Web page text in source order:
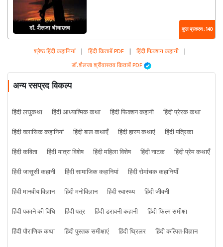
कुल प्रकरण : 140
श्रेष्ठ हिंदी कहानियां | हिंदी किताबें PDF | हिंदी फिक्शन कहानी |
डॉ. शैलजा श्रीवास्तव किताबें PDF
अन्य रसप्रद विकल्प
हिंदी लघुकथा हिंदी आध्यात्मिक कथा हिंदी फिक्शन कहानी
हिंदी प्रेरक कथा
हिंदी क्लासिक कहानियां
हिंदी बाल कथाएँ हिंदी हास्य कथाएं
हिंदी पत्रिका
हिंदी कविता
हिंदी यात्रा विशेष हिंदी महिला विशेष हिंदी नाटक
हिंदी प्रेम कथाएँ
हिंदी जासूसी कहानी
हिंदी सामाजिक कहानियां
हिंदी रोमांचक कहानियाँ
हिंदी मानवीय विज्ञान
हिंदी मनोविज्ञान हिंदी स्वास्थ्य
हिंदी जीवनी
हिंदी पकाने की विधि
हिंदी पत्र हिंदी डरावनी कहानी
हिंदी फिल्म समीक्षा
हिंदी पौराणिक कथा
हिंदी पुस्तक समीक्षाएं हिंदी थ्रिलर
हिंदी कल्पित-विज्ञान